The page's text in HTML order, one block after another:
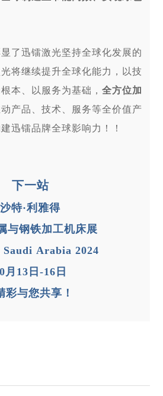
了迅镭激光坚持全球化发展的
将继续提升全球化能力，以技
本、以服务为基础，全方位加
动产品、技术、服务等全价值产
迅镭品牌全球影响力！！
下一站
沙特·利雅得
与钢铁加工机床展
Arabia 2024
月13日-16日
彩与您共享！